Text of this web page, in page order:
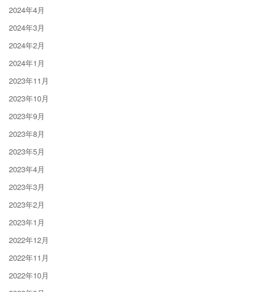
2024年4月
2024年3月
2024年2月
2024年1月
2023年11月
2023年10月
2023年9月
2023年8月
2023年5月
2023年4月
2023年3月
2023年2月
2023年1月
2022年12月
2022年11月
2022年10月